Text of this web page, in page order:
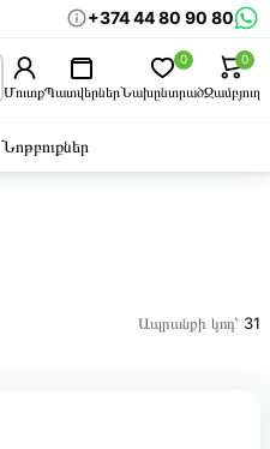
+374 44 80 90 80
ՄուտքՊատվերներՆախընտրած
0
Զամբյուղ
0
Նոթբուքներ
Ապրանքի կոդ՝ 31